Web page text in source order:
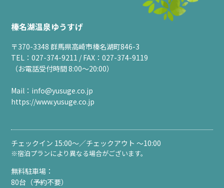
榛名湖温泉ゆうすげ
〒370-3348 群馬県高崎市榛名湖町846-3
TEL：027-374-9211 / FAX：027-374-9119
（お電話受付時間 8:00～20:00）
Mail： info@yusuge.co.jp
https://www.yusuge.co.jp
チェックイン 15:00～／チェックアウト ～10:00
※宿泊プランにより異なる場合がございます。
無料駐車場：
80台（予約不要）